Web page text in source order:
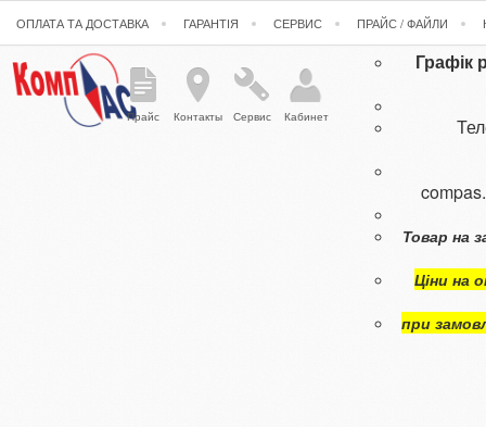
ОПЛАТА ТА ДОСТАВКА ГАРАНТІЯ СЕРВИС ПРАЙС / ФАЙЛИ
Прайс Контакты Сервис Кабинет
Графік
Товар на
Ціни на
при